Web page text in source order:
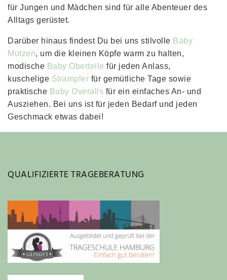
für Jungen und Mädchen sind für alle Abenteuer des
Alltags gerüstet.
Darüber hinaus findest Du bei uns stilvolle Baby
Mützen, um die kleinen Köpfe warm zu halten,
modische Baby Oberteile für jeden Anlass,
kuschelige Strampler für gemütliche Tage sowie
praktische Baby Overalls für ein einfaches An- und
Ausziehen. Bei uns ist für jeden Bedarf und jeden
Geschmack etwas dabei!
QUALIFIZIERTE TRAGEBERATUNG